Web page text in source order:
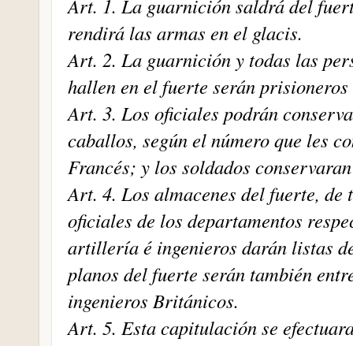
Art. 1. La guarnición saldrá del
rendirá las armas en el glacis.
Art. 2. La guarnición y todas las
hallen en el fuerte serán
Art. 3. Los oficiales podrán
caballos, según el número que les
Francés; y los soldados
Art. 4. Los almacenes del fuerte, de
oficiales de los departamentos
artillería é ingenieros darán listas
planos del fuerte serán también
ingenieros Británicos.
Art. 5. Esta capitulación se